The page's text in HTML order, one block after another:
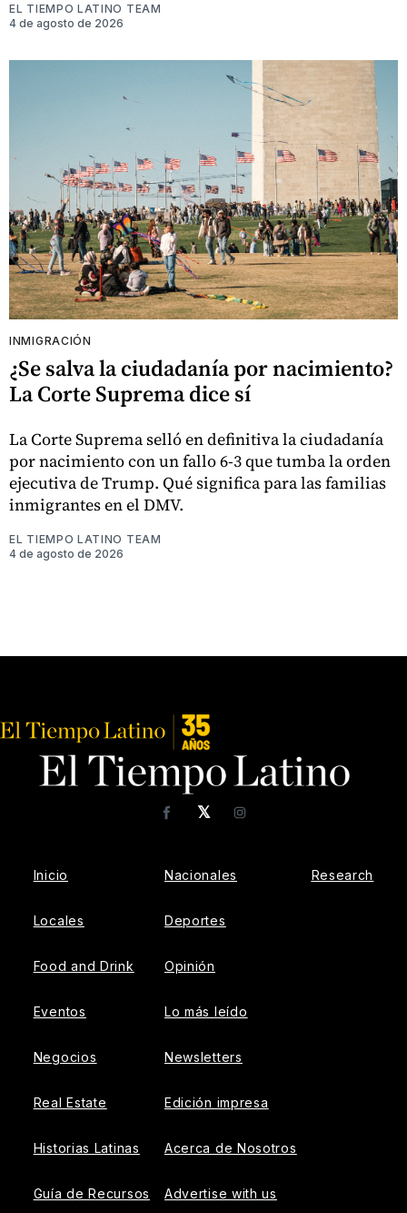
EL TIEMPO LATINO TEAM
4 de agosto de 2026
INMIGRACIÓN
¿Se salva la ciudadanía por nacimiento?
La Corte Suprema dice sí
La Corte Suprema selló en definitiva la ciudadanía
por nacimiento con un fallo 6-3 que tumba la orden
ejecutiva de Trump. Qué significa para las familias
inmigrantes en el DMV.
EL TIEMPO LATINO TEAM
4 de agosto de 2026
𝕏
FacebookInstagram
Inicio
Locales
Food and Drink
Eventos
Negocios
Real Estate
Historias Latinas
Guía de Recursos
Nacionales
Deportes
Opinión
Lo más leído
Newsletters
Edición impresa
Acerca de Nosotros
Advertise with us
Research